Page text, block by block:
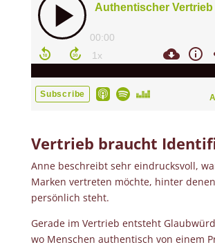
Vertrieb braucht
Anne beschreibt sehr eindrucksvoll,
Marken vertreten möchte, hinter
persönlich steht.
Gerade im Vertrieb entsteht
wo Menschen authentisch von einem